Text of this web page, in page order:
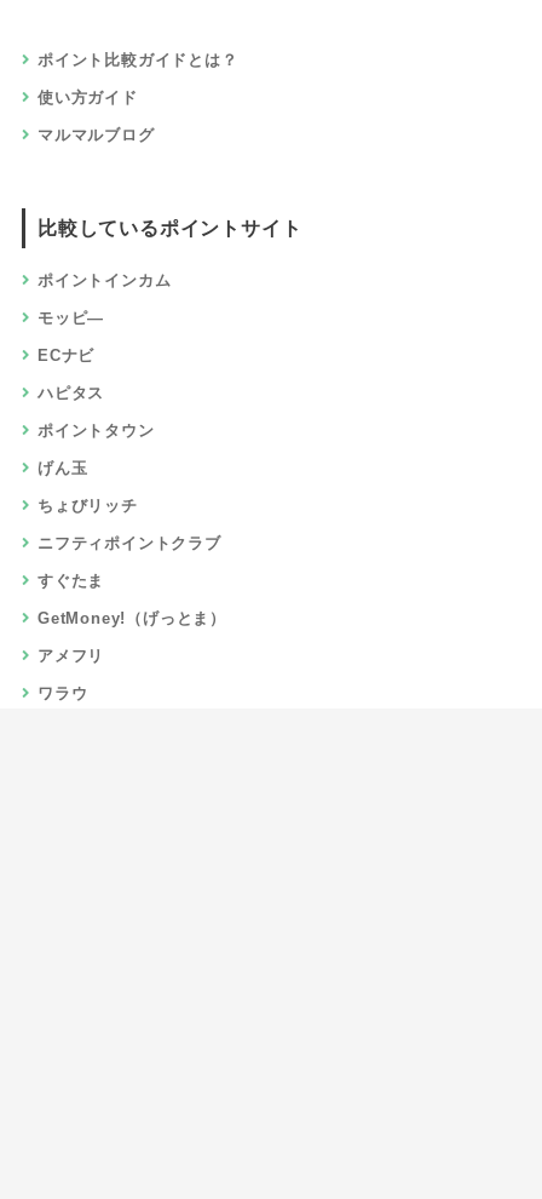
ポイント比較ガイドとは？
使い方ガイド
マルマルブログ
比較しているポイントサイト
ポイントインカム
モッピ―
ECナビ
ハピタス
ポイントタウン
げん玉
ちょびリッチ
ニフティポイントクラブ
すぐたま
GetMoney!（げっとま）
アメフリ
ワラウ